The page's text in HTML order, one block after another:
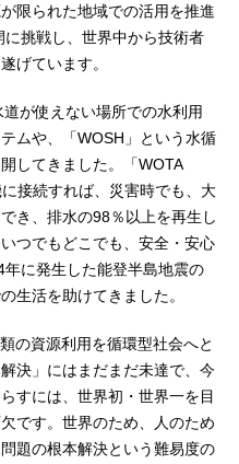
限られた地域での活用を推進
挑戦し、世界中から技術者
げています。
が使えない場所での水利用
ムや、「WOSH」という水循
してきました。「WOTA
接続すれば、災害時でも、大
き、排水の98％以上を再生し
つでもどこでも、安全・安心
に発生した能登半島地震の
生活を助けてきました。
の資源利用を循環型社会へと
決」にはまだまだ未達で、今
すには、世界初・世界一を目
です。世界のため、人のため
題の根本解決という難易度の